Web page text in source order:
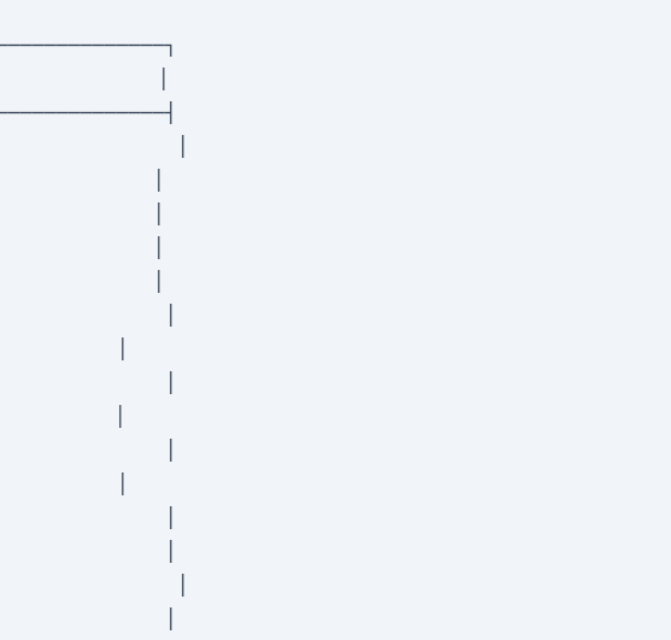
│
│
│             │
│
│
│
│
│
│
│